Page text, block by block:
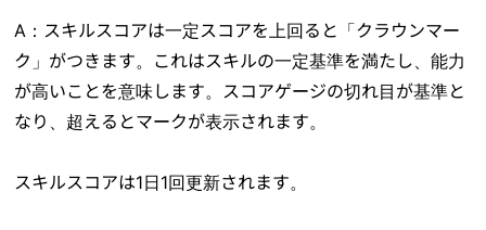
A：スキルスコアは一定スコアを上回ると「クラウンマー
ク」がつきます。これはスキルの一定基準を満たし、能力
が高いことを意味します。スコアゲージの切れ目が基準と
なり、超えるとマークが表示されます。
スキルスコアは1日1回更新されます。